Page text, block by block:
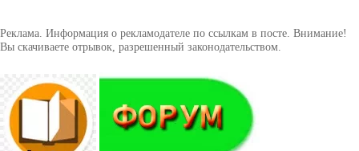
Реклама. Информация о рекламодателе по ссылкам в посте. Внимание!
Вы скачиваете отрывок, разрешенный законодательством.